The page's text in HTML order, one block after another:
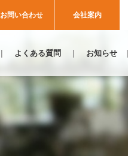
お問い合わせ 会社案内
よくある質問 お知らせ